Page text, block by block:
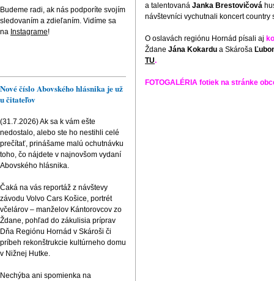
Budeme radi, ak nás podporíte svojím
sledovaním a zdieľaním. Vidíme sa
na Instagrame!
Nové číslo Abovského hlásnika je už
u čitateľov
(31.7.2026) Ak sa k vám ešte
nedostalo, alebo ste ho nestihli celé
prečítať, prinášame malú ochutnávku
toho, čo nájdete v najnovšom vydaní
Abovského hlásnika.
Čaká na vás reportáž z návštevy
závodu Volvo Cars Košice, portrét
včelárov – manželov Kántorovcov zo
Ždane, pohľad do zákulisia príprav
Dňa Regiónu Hornád v Skároši či
príbeh rekonštrukcie kultúrneho domu
v Nižnej Hutke.
Nechýba ani spomienka na
a talentovaná Janka Brestovičová
návštevníci vychutnali koncert country
O oslavách regiónu Hornád písali aj
Ždane Jána Kokardu a Skároša
TU.
FOTOGALÉRIA fotiek na stránke